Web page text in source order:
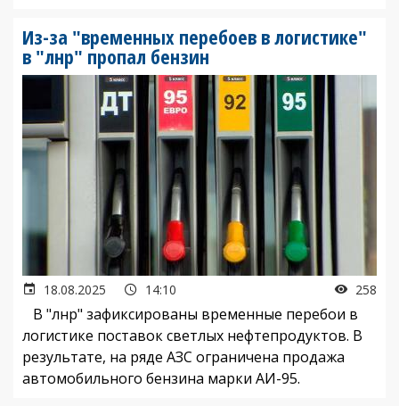
Из-за "временных перебоев в логистике"
в "лнр" пропал бензин
18.08.2025 14:10 258
В "лнр" зафиксированы временные перебои в
логистике поставок светлых нефтепродуктов. В
результате, на ряде АЗС ограничена продажа
автомобильного бензина марки АИ-95.